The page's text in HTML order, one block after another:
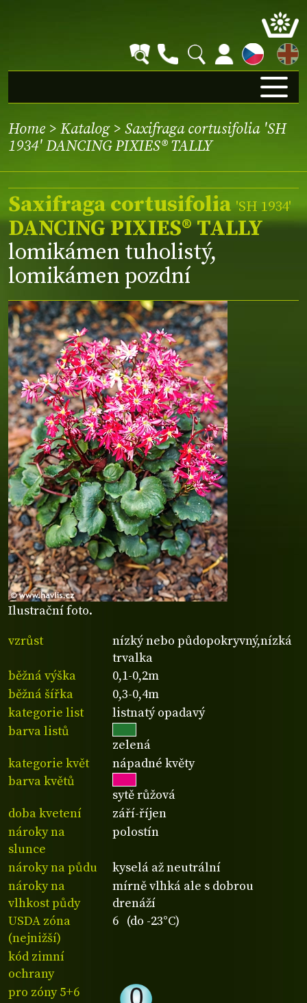
EN
Home > Katalog> Saxifraga cortusifolia 'SH
1934' DANCING PIXIES® TALLY
Ilustrační foto.
Saxifraga cortusifolia 'SH 1934'
DANCING PIXIES® TALLY
lomikámen tuholistý,
lomikámen pozdní
vzrůst
nízký nebo půdopokryvný,nízká
trvalka
běžná výška
0,1-0,2m
běžná šířka
0,3-0,4m
kategorie list
listnatý opadavý
barva listů
zelená
kategorie květ
nápadné květy
barva květů
sytě růžová
doba kvetení
září-říjen
nároky na
slunce
polostín
nároky na půdu
kyselá až neutrální
nároky na
vlhkost půdy
mírně vlhká ale s dobrou
drenáží
USDA zóna
(nejnižší)
6 (do -23°C)
kód zimní
ochrany
pro zóny 5+6